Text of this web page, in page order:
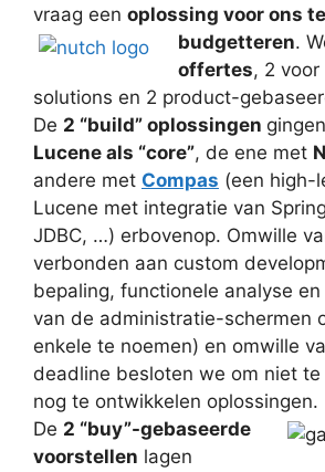
vraag een oplossing voor ons
budgetteren.
offertes, 2
solutions en 2 product-
De 2 “build” oplossingen
Lucene als “core”, de ene met
andere met Compas (een high-
Lucene met integratie van
JDBC, …) erbovenop. Omwille
verbonden aan custom
bepaling, functionele analyse
van de administratie-schermen
enkele te noemen) en omwille
deadline besloten we om niet
nog te ontwikkelen oplossingen.
De 2 “buy”-gebaseerde
voorstellen lagen